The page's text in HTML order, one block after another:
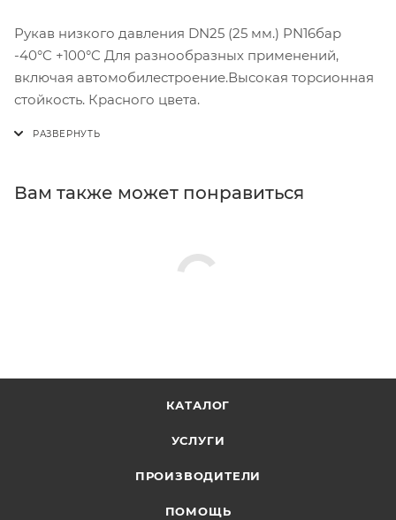
Рукав низкого давления DN25 (25 мм.) PN16бар
-40°C +100°C Для разнообразных применений,
включая автомобилестроение.Высокая торсионная
стойкость. Красного цвета.
Вам также может понравиться
КАТАЛОГ
УСЛУГИ
ПРОИЗВОДИТЕЛИ
ПОМОЩЬ